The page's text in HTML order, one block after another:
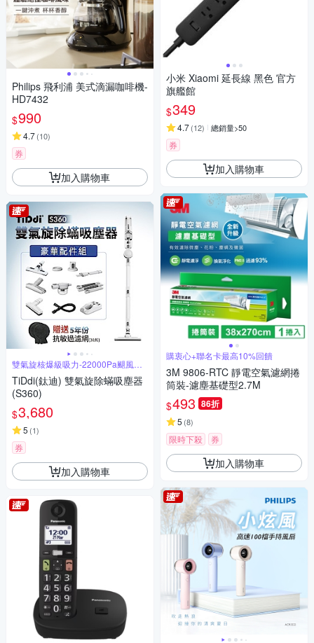
Philips 飛利浦 美式滴漏咖啡機-
HD7432
$990
4.7(10)
券
加入購物車
雙氣旋核爆級吸力-22000Pa颶風橫
掃
TiDdi(鈦迪) 雙氣旋除蟎吸塵器
(S360)
$3,680
5 (1)
券
加入購物車
小米 Xiaomi 延長線 黑色 官方
旗艦館
$349
4.7(12) 總銷量>50
券
加入購物車
購衷心+聯名卡最高10%回饋
3M 9806-RTC 靜電空氣濾網捲
筒裝-濾塵基礎型2.7M
$493 86折
5 (8)
限時下殺 券
加入購物車